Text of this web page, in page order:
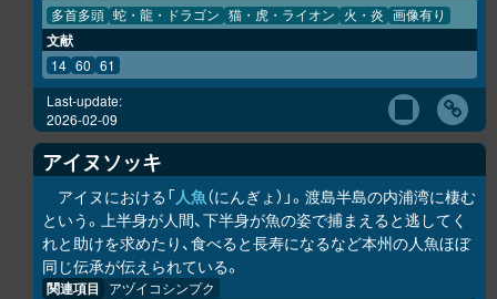
多首多頭 蛇・龍・ドラゴン 猫・虎・ライオン 火・炎 画像有り
文献
14 60 61
Last-update:
2026-02-09
アイヌソッキ
アイヌにおける「人魚（にんぎょ）」。渡島半島の内浦湾に棲む
という。上半身が人間、下半身が魚の姿で捕まえると逃してく
れと助けを求めたり、食べると長寿になるなど本州の人魚ほぼ
同じ伝承が伝えられている。
関連項目 アヅイコシンプク